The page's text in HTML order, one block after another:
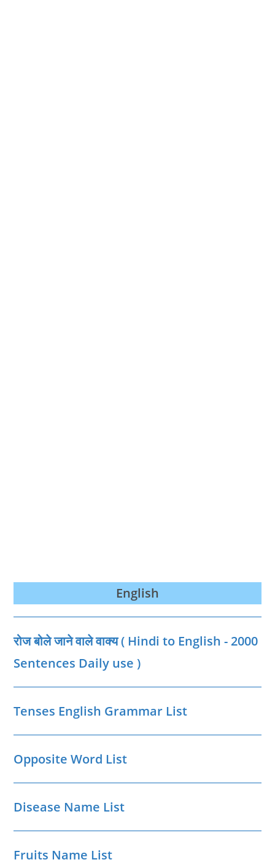
English
रोज बोले जाने वाले वाक्‍य ( Hindi to English - 2000
Sentences Daily use )
Tenses English Grammar List
Opposite Word List
Disease Name List
Fruits Name List